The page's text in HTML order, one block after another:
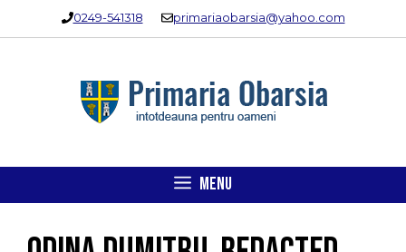
0249-541318 primariaobarsia@yahoo.com
MENU